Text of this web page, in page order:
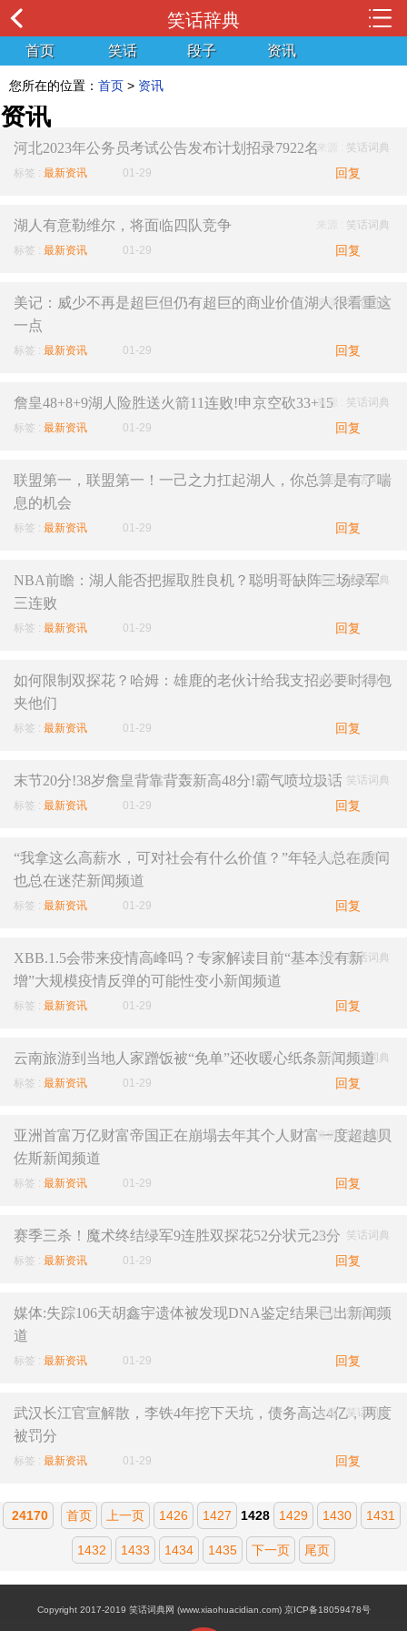
笑话辞典
首页 笑话 段子 资讯
您所在的位置： 首页 > 资讯
资讯
河北2023年公务员考试公告发布计划招录7922名
标签 : 最新资讯 01-29 回复
来源 : 笑话词典
湖人有意勒维尔，将面临四队竞争
标签 : 最新资讯 01-29 回复
笑话词典
美记：威少不再是超巨但仍有超巨的商业价值湖人很看重这
一点
标签 : 最新资讯 01-29 回复
来源 :笑话词典
詹皇48+8+9湖人险胜送火箭11连败!申京空砍33+15
标签 : 最新资讯 01-29 回复
来源 : 笑话词典
联盟第一，联盟第一！一己之力扛起湖人，你总算是有了喘
息的机会
标签 : 最新资讯 01-29 回复
来源 :笑话词典
NBA前瞻：湖人能否把握取胜良机？聪明哥缺阵三场绿军
三连败
标签 : 最新资讯 01-29 回复
来源 :笑话词典
如何限制双探花？哈姆：雄鹿的老伙计给我支招必要时得包
夹他们
标签 : 最新资讯 01-29 回复
来源 :笑话词典
末节20分!38岁詹皇背靠背轰新高48分!霸气喷垃圾话
标签 : 最新资讯 01-29 回复
来源 : 笑话词典
“我拿这么高薪水，可对社会有什么价值？”年轻人总在质问
也总在迷茫新闻频道
标签 : 最新资讯 01-29 回复
来源 : 笑话词典
XBB.1.5会带来疫情高峰吗？专家解读目前“基本没有新
增”大规模疫情反弹的可能性变小新闻频道
标签 : 最新资讯 01-29 回复
来源 :笑话词典
云南旅游到当地人家蹭饭被“免单”还收暖心纸条新闻频道
标签 : 最新资讯 01-29 回复
来源 : 笑话词典
亚洲首富万亿财富帝国正在崩塌去年其个人财富一度超越贝
佐斯新闻频道
标签 : 最新资讯 01-29 回复
来源 :笑话词典
赛季三杀！魔术终结绿军9连胜双探花52分状元23分
标签 : 最新资讯 01-29 回复
来源 : 笑话词典
媒体:失踪106天胡鑫宇遗体被发现DNA鉴定结果已出新闻频
道
标签 : 最新资讯 01-29 回复
来源 :笑话词典
武汉长江官宣解散，李铁4年挖下天坑，债务高达4亿，两度
被罚分
标签 : 最新资讯 01-29 回复
来源 :笑话词典
24170 首页 上一页 1426 1427 1428 1429 1430 1431
1432 1433 1434 1435 下一页 尾页
Copyright 2017-2019 笑话词典网 (www.xiaohuacidian.com) 京ICP备18059478号